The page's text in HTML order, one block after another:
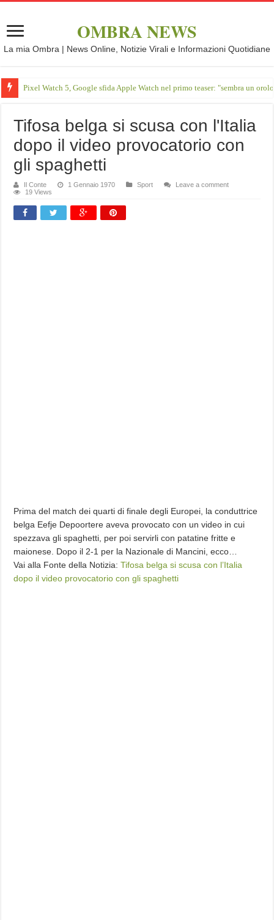
OMBRA NEWS
La mia Ombra | News Online, Notizie Virali e Informazioni Quotidiane
Pixel Watch 5, Google sfida Apple Watch nel primo teaser: "sembra un
Tifosa belga si scusa con l'Italia
dopo il video provocatorio con
gli spaghetti
Il Conte 1 Gennaio 1970 Sport
Leave a comment
19 Views
Prima del match dei quarti di finale degli Europei, la conduttrice
belga Eefje Depoortere aveva provocato con un video in cui
spezzava gli spaghetti, per poi servirli con patatine fritte e
maionese. Dopo il 2-1 per la Nazionale di Mancini, ecco…
Vai alla Fonte della Notizia:Tifosa belga si scusa con l’Italia
dopo il video provocatorio con gli spaghetti